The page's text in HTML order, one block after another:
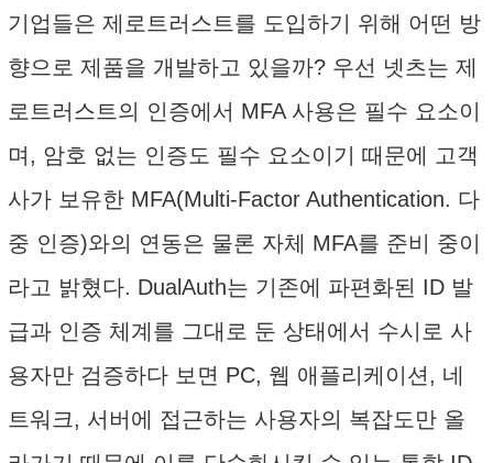
기업들은 제로트러스트를 도입하기 위해 어떤 방
향으로 제품을 개발하고 있을까? 우선 넷츠는 제
로트러스트의 인증에서 MFA 사용은 필수 요소이
며, 암호 없는 인증도 필수 요소이기 때문에 고객
사가 보유한 MFA(Multi-Factor Authentication. 다
중 인증)와의 연동은 물론 자체 MFA를 준비 중이
라고 밝혔다. DualAuth는 기존에 파편화된 ID 발
급과 인증 체계를 그대로 둔 상태에서 수시로 사
용자만 검증하다 보면 PC, 웹 애플리케이션, 네
트워크, 서버에 접근하는 사용자의 복잡도만 올